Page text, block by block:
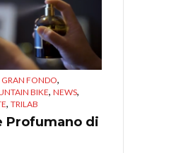
GRAN FONDO,
BIKE, NEWS,
, TRILAB
Profumano di